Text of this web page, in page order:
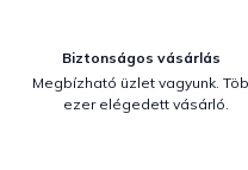
Biztonságos vásárlás
Megbízható üzlet vagyunk.
ezer elégedett vásárló.